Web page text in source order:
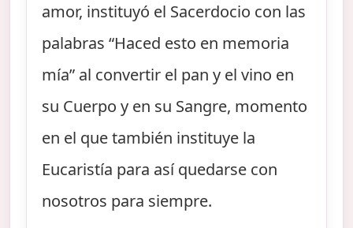
amor, instituyó el Sacerdocio con las
palabras “Haced esto en memoria
mía” al convertir el pan y el vino en
su Cuerpo y en su Sangre, momento
en el que también instituye la
Eucaristía para así quedarse con
nosotros para siempre.